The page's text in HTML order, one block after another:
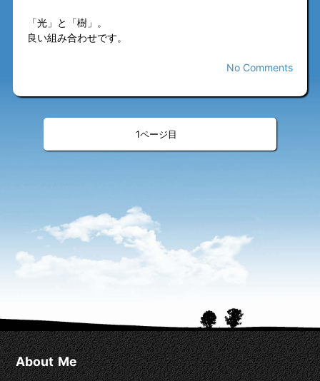
「光」と「樹」。
良い組み合わせです。
No Comments
1
About Me